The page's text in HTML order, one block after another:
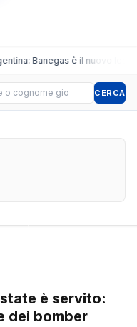
Banegas è il nuovo leader
giocatore CERCA
è servito:
dei bomber